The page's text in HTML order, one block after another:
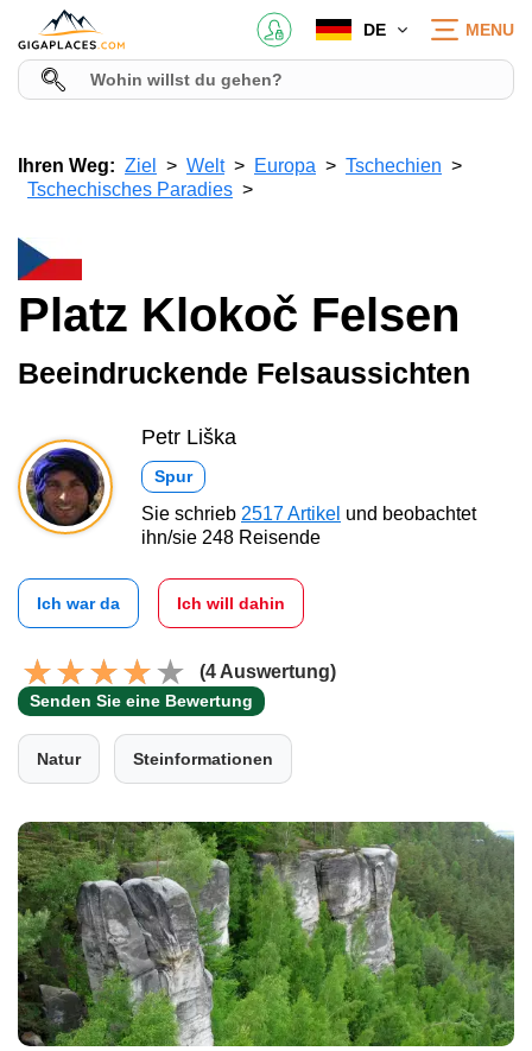
DE MENU
Ihren Weg: Ziel Welt Europa
Tschechien
Tschechisches Paradies
Platz Klokoč Felsen
Beeindruckende Felsaussichten
Petr Liška
Spur
Sie schrieb 2517 Artikel und beobachtet
ihn/sie 248 Reisende
Ich war da Ich will dahin
(4 Auswertung)
Senden Sie eine Bewertung
Natur Steinformationen